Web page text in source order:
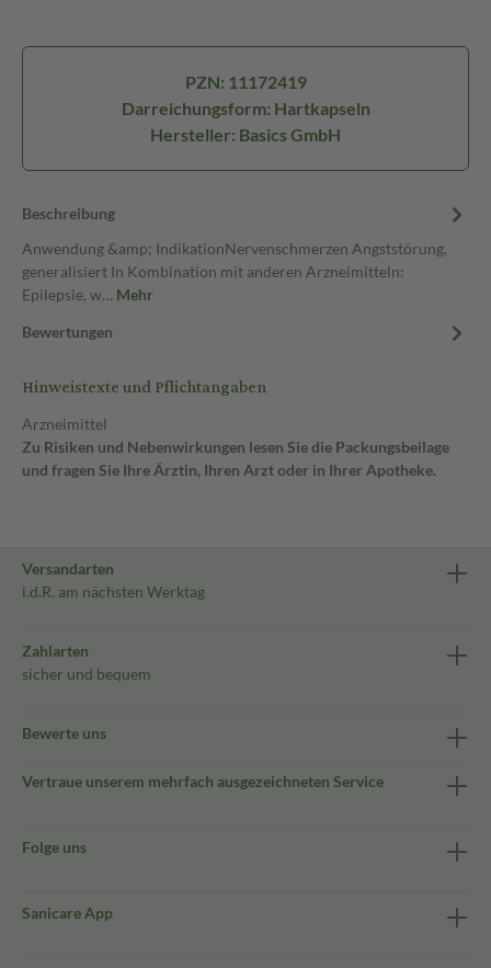
PZN: 11172419
Darreichungsform: Hartkapseln
Hersteller: Basics GmbH
Beschreibung
Anwendung &amp; IndikationNervenschmerzen Angststörung,
generalisiert In Kombination mit anderen Arzneimitteln:
Epilepsie, w… Mehr
Bewertungen
Hinweistexte und Pflichtangaben
Arzneimittel
Zu Risiken und Nebenwirkungen lesen Sie die Packungsbeilage
und fragen Sie Ihre Ärztin, Ihren Arzt oder in Ihrer Apotheke.
Versandarten
i.d.R. am nächsten Werktag
Zahlarten
sicher und bequem
Bewerte uns
Vertraue unserem mehrfach ausgezeichneten Service
Folge uns
Sanicare App